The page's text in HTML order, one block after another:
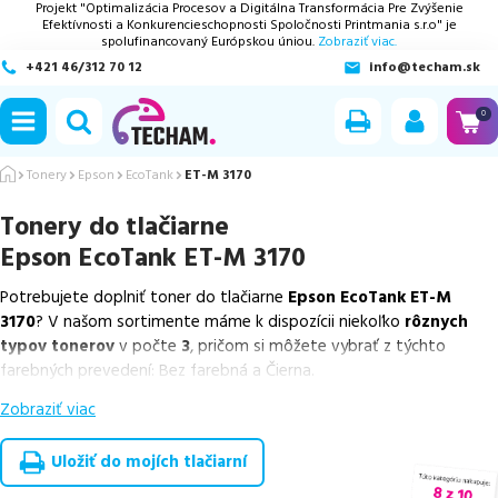
Projekt "Optimalizácia Procesov a Digitálna Transformácia Pre Zvýšenie
Efektívnosti a Konkurencieschopnosti Spoločnosti Printmania s.r.o" je
spolufinancovaný Európskou úniou. Zobraziť viac.
+421 46/312 70 12
info@techam.sk
0
Tonery Epson EcoTank ET-M 3170
Tonery do tlačiarne
Epson EcoTank ET-M 3170
Potrebujete doplniť toner do tlačiarne Epson EcoTank ET-M
3170? V našom sortimente máme k dispozícii niekoľko rôznych
typov tonerovv počte 3, pričom si môžete vybrať z týchto
farebných prevedení: Bez farebná a Čierna.
Z uvedeného množstva dostupných náplní
náplnev počte1ks, ako ajcenovo výhodnejšie alternatívy,
ktoré plne zachovávajú kvalitu tlače
overené náhrady v rôznych triedach
, medzi ktoré patríšpičková
Zobraziť viac
Uložiť do mojích tlačiarní